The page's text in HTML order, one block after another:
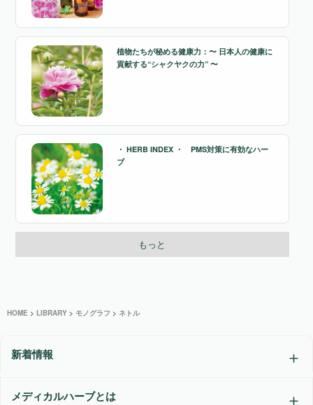
植物たちが秘める健康力：〜 日本人の健康に
貢献する“シャクヤクの力” 〜
・ HERB INDEX ・ PMS対策に有効なハー
ブ
もっと
HOME > LIBRARY > モノグラフ > ネトル
新着情報
メディカルハーブとは